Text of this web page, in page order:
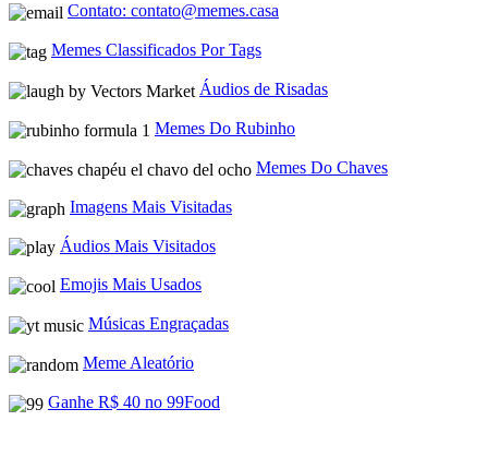
Contato: contato@memes.casa
Memes Classificados Por Tags
Áudios de Risadas
Memes Do Rubinho
Memes Do Chaves
Imagens Mais Visitadas
Áudios Mais Visitados
Emojis Mais Usados
Músicas Engraçadas
Meme Aleatório
Ganhe R$ 40 no 99Food